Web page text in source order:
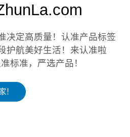
决定高质量！认准产品标签
护航美好生活！来认准啦
标准，严选产品！
！